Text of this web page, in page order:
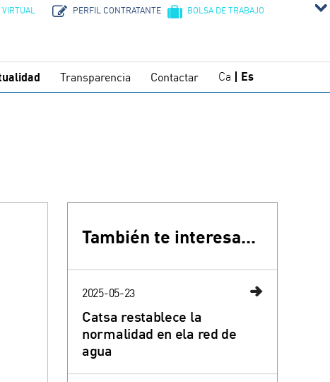
Ca Es
VIRTUAL PERFIL CONTRATANTE BOLSA DE TRABAJO
Transparencia Contactar
También te interesa...
2025-05-23
Catsa restablece la
normalidad en ela red de
agua